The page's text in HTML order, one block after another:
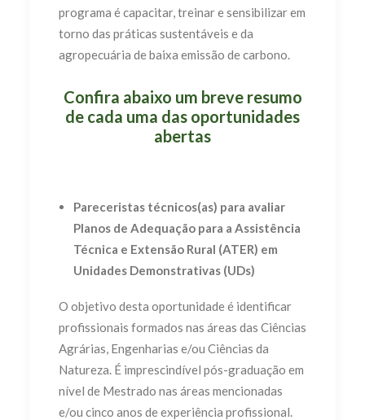
programa é capacitar, treinar e sensibilizar em
torno das práticas sustentáveis e da
agropecuária de baixa emissão de carbono.
Confira abaixo um breve resumo
de cada uma das oportunidades
abertas
Pareceristas técnicos(as) para avaliar
Planos de Adequação para a Assistência
Técnica e Extensão Rural (ATER) em
Unidades Demonstrativas (UDs)
O objetivo desta oportunidade é identificar
profissionais formados nas áreas das Ciências
Agrárias, Engenharias e/ou Ciências da
Natureza. É imprescindível pós-graduação em
nível de Mestrado nas áreas mencionadas
e/ou cinco anos de experiência profissional.